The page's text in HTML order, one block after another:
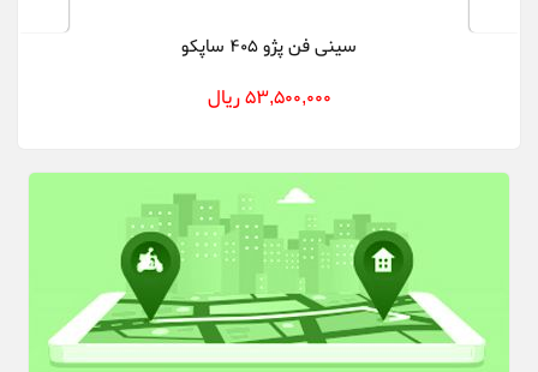
سینی فن پژو 405 ساپکو
53,500,000 ریال